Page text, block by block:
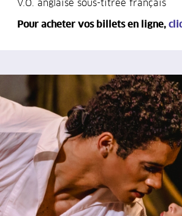
V.O. anglaise sous-titrée français
Pour acheter vos billets en ligne,